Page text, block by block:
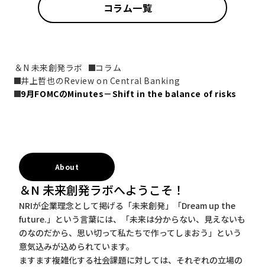
コラム一覧
＆N 未来創発ラボ
コラム
井上哲也のReview on Central Banking
9月FOMCのMinutes－Shift in the balance of risks
About
＆N 未来創発ラボへようこそ！
NRIが企業理念として掲げる「未来創発」「Dream up the
future.」という言葉には、「未来は分からない、見えないも
のなのだから、思い切って私たちで作ってしまおう」という
意気込みが込められています。
ますます複雑化する社会課題に対しては、それぞれの立場の